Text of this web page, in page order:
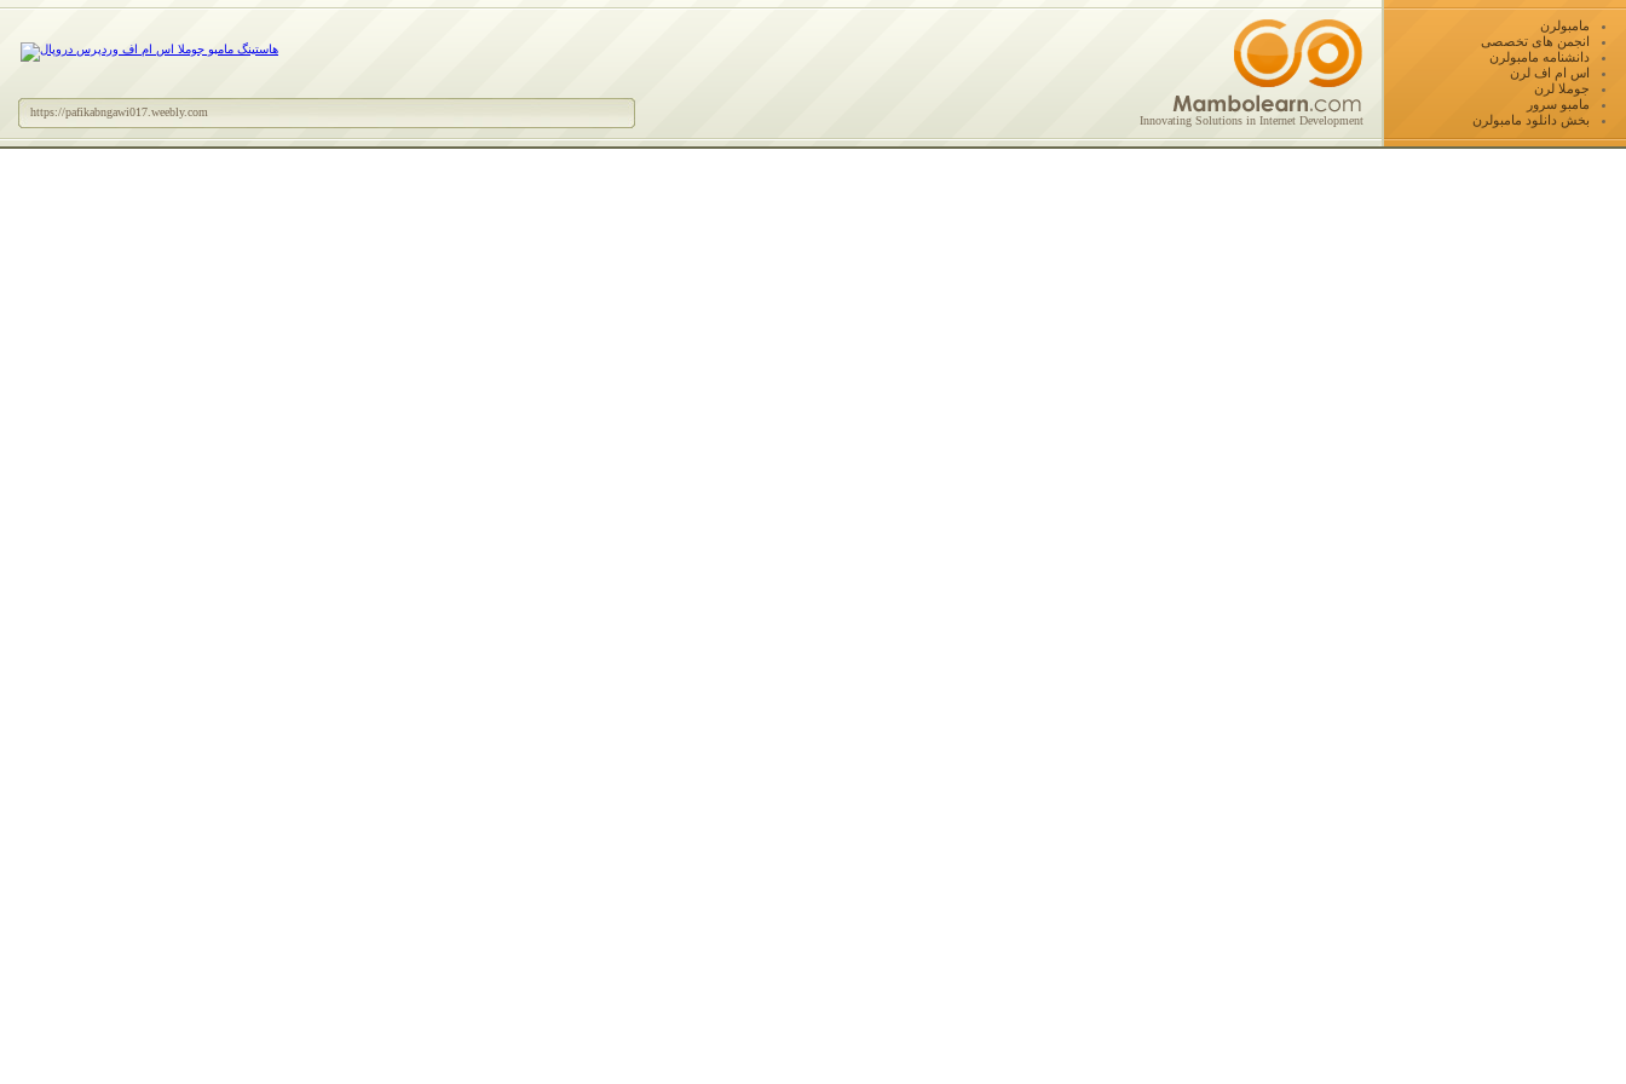
مامبولرن
انجمن های تخصصی
دانشنامه مامبولرن
اس ام اف لرن
جوملا لرن
مامبو سرور
بخش دانلود مامبولرن
Innovating Solutions in Internet Development
https://pafikabngawi017.weebly.com